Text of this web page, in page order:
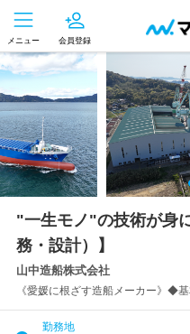
メニュー 会員登録
"一生モノ"の技術が身
務・設計）】
山中造船株式会社
《愛媛に根ざす造船メーカー》◆
勤務地